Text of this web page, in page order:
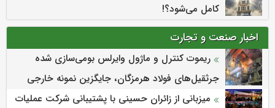
کامل می‌شود؟!
اخبار صنعت و تجارت
ریموت کنترل و ماژول وایرلس بومی‌سازی شده
جرثقیل‌های فولاد هرمزگان، جایگزین نمونه خارجی
میزبانی از زائران حسینی با پشتیبانی شرکت عملیات